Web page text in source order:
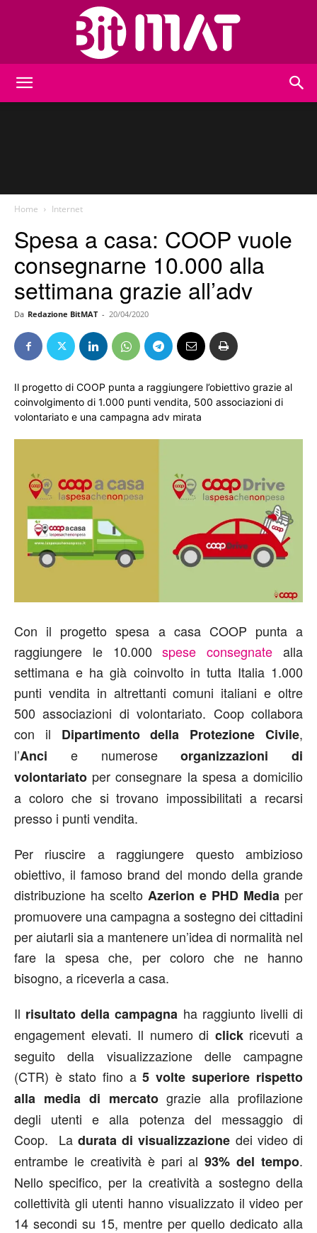
Home Internet
Spesa a casa: COOP vuole
consegnarne 10.000 alla
settimana grazie all’adv
Da Redazione BitMAT - 20/04/2020
Il progetto di COOP punta a raggiungere l’obiettivo grazie al
coinvolgimento di 1.000 punti vendita, 500 associazioni di
volontariato e una campagna adv mirata
Con il progetto spesa a casa COOP punta a
raggiungere le 10.000spese consegnate alla
settimana e ha già coinvolto in tutta Italia 1.000
punti vendita in altrettanti comuni italiani e oltre
500 associazioni di volontariato. Coop collabora
con il Dipartimento della Protezione Civile,
l’Anci e numeroseorganizzazioni di
volontariato per consegnare la spesa a domicilio
a coloro che si trovano impossibilitati a recarsi
presso i punti vendita.
Per riuscire a raggiungere questo ambizioso
obiettivo, il famoso brand del mondo della grande
distribuzione ha scelto Azerion e PHD Media per
promuovere una campagna a sostegno dei cittadini
per aiutarli sia a mantenere un’idea di normalità nel
fare la spesa che, per coloro che ne hanno
bisogno, a riceverla a casa.
Il risultato della campagna ha raggiunto livelli di
engagement elevati. Il numero di clickricevuti a
seguito della visualizzazione delle campagne
(CTR) è stato fino a5 volte superiore rispetto
alla media di mercatograzie alla profilazione
degli utenti e alla potenza del messaggio di
Coop. La durata di visualizzazione dei video di
entrambe le creatività è pari al93% del tempo.
Nello specifico, per la creatività a sostegno della
collettività gli utenti hanno visualizzato il video per
14 secondi su 15, mentre per quello dedicato alla